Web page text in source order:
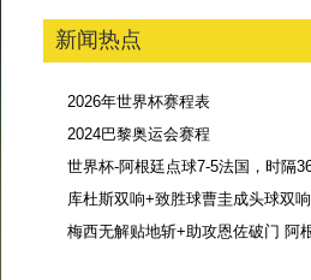
新闻热点
2026年世界杯赛程表
2024巴黎奥运会赛程
库杜斯双响+致胜球曹圭成头球双